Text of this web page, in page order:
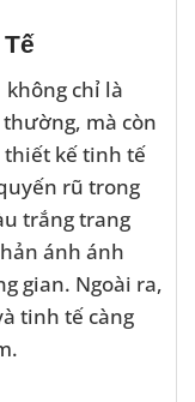
không chỉ là
mà còn
thiết kế tinh tế
rũ trong
trắng trang
ánh ánh
gian. Ngoài ra,
tinh tế càng